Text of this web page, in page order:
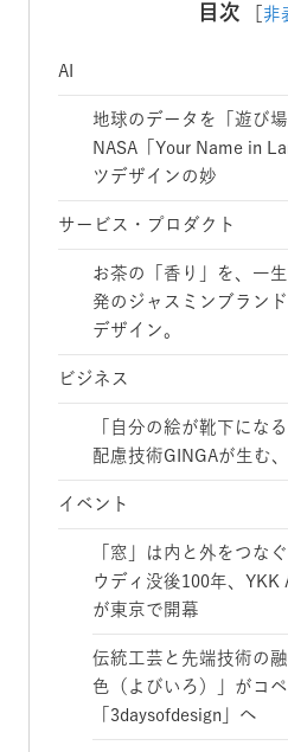
目次 非
AI
地球のデータを「遊び場
NASA「Your Name in
ツデザインの妙
サービス・プロダクト
お茶の「香り」を、一
発のジャスミンブラン
デザイン。
ビジネス
「自分の絵が靴下にな
配慮技術GINGAが生む
イベント
「窓」は内と外をつな
ウディ没後100年、YKK
が東京で開幕
伝統工芸と先端技術の
色（よびいろ）」がコ
「3daysofdesign」へ